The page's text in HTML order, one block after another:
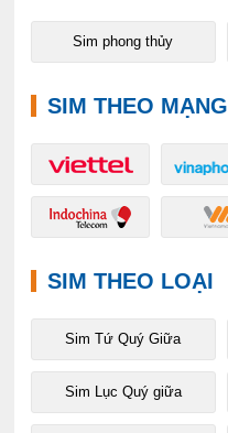
Sim phong thủy
SIM THEO MẠNG
SIM THEO LOẠI
Sim Tứ Quý Giữa
Sim Lục Quý giữa